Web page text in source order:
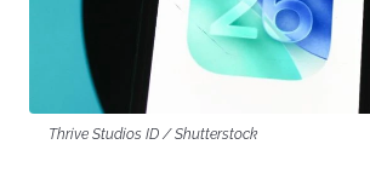
Thrive Studios ID / Shutterstock